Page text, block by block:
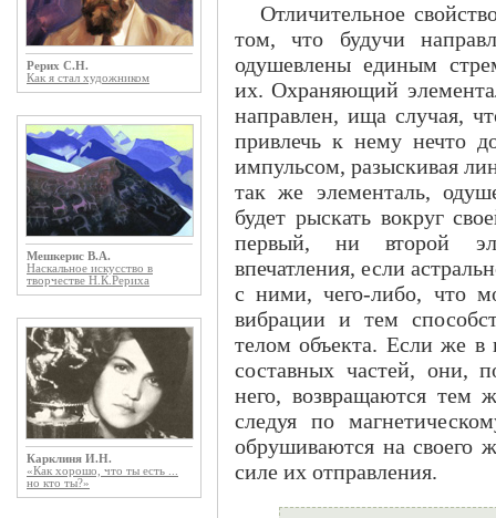
Рерих С.Н.
Как я стал художником
Мешкерис В.А.
Наскальное искусство в
творчестве Н.К.Рериха
Карклиня И.Н.
«Как хорошо, что ты есть ...
но кто ты?»
Отличительное
том, что будучи
одушевлены единым
их. Охраняющий
направлен, ища случая,
привлечь к нему нечто
импульсом, разыскивая
так же элементаль,
будет рыскать вокруг
первый, ни второй
впечатления, если
с ними, чего-либо, что
вибрации и тем
телом объекта. Если же в
составных частей, они,
него, возвращаются тем
следуя по
обрушиваются на своего
силе их отправления.